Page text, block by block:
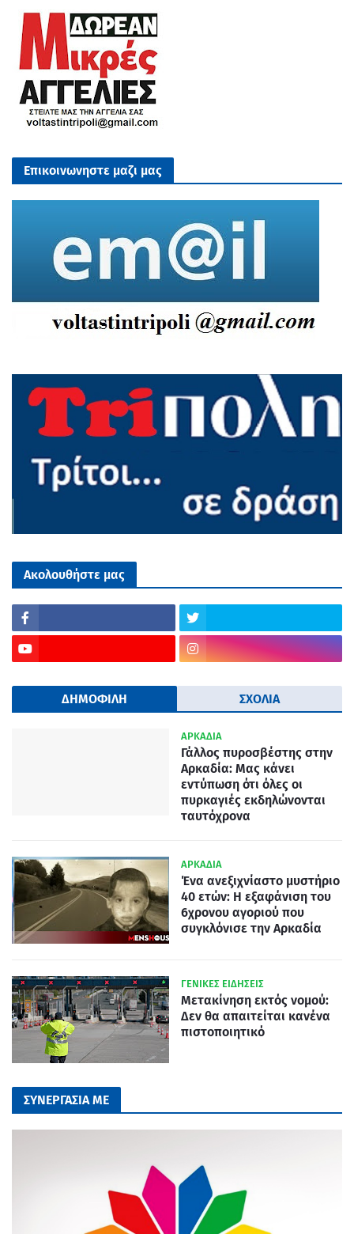
Επικοινωνηστε μαζι μας
Ακολουθήστε μας
ΔΗΜΟΦΙΛΗ ΣΧΟΛΙΑ
ΑΡΚΑΔΙΑ
Γάλλος πυροσβέστης στην
Αρκαδία: Μας κάνει
εντύπωση ότι όλες οι
πυρκαγιές εκδηλώνονται
ταυτόχρονα
ΑΡΚΑΔΙΑ
Ένα ανεξιχνίαστο μυστήριο
40 ετών: Η εξαφάνιση του
6χρονου αγοριού που
συγκλόνισε την Αρκαδία
ΓΕΝΙΚΕΣ ΕΙΔΗΣΕΙΣ
Μετακίνηση εκτός νομού:
Δεν θα απαιτείται κανένα
πιστοποιητικό
ΣΥΝΕΡΓΑΣΙΑ ΜΕ